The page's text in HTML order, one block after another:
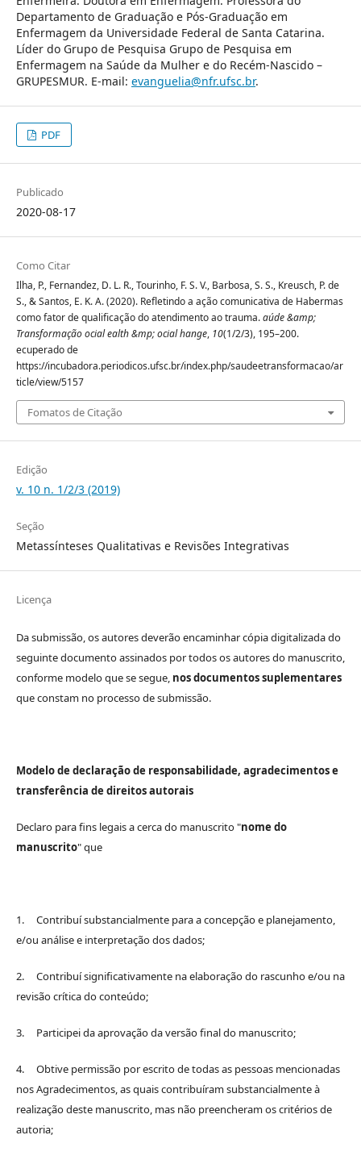
Departamento de Graduação e Pós-Graduação em
Enfermagem da Universidade Federal de Santa Catarina.
Líder do Grupo de Pesquisa Grupo de Pesquisa em
Enfermagem na Saúde da Mulher e do Recém-Nascido –
GRUPESMUR. E-mail: evanguelia@nfr.ufsc.br.
PDF
Publicado
2020-08-17
Como Citar
Ilha, P., Fernandez, D. L. R., Tourinho, F. S. V., Barbosa, S. S., Kreusch, P. de
S., & Santos, E. K. A. (2020). Refletindo a ação comunicativa de Habermas
como fator de qualificação do atendimento ao trauma.aúde &amp;
Transformação ocial ealth &mp; ocial hange, 10(1/2/3), 195–200.
ecuperado de
https://incubadora.periodicos.ufsc.br/index.php/saudeetransformacao/ar
ticle/view/5157
Fomatos de Citação
Edição
v. 10 n. 1/2/3 (2019)
Seção
Metassínteses Qualitativas e Revisões Integrativas
Licença
Da submissão, os autores deverão encaminhar cópia digitalizada do
seguinte documento assinados por todos os autores do manuscrito,
conforme modelo que se segue, nos documentos suplementares
que constam no processo de submissão.
Modelo de declaração de responsabilidade, agradecimentos e
transferência de direitos autorais
Declaro para fins legais a cerca do manuscrito "nome do
manuscrito" que
1. Contribuí substancialmente para a concepção e planejamento,
e/ou análise e interpretação dos dados;
2. Contribuí significativamente na elaboração do rascunho e/ou na
revisão crítica do conteúdo;
3. Participei da aprovação da versão final do manuscrito;
4. Obtive permissão por escrito de todas as pessoas mencionadas
nos Agradecimentos, as quais contribuíram substancialmente à
realização deste manuscrito, mas não preencheram os critérios de
autoria;